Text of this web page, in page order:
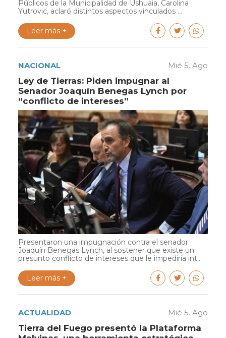
Públicos de la Municipalidad de Ushuaia, Carolina
Yutrovic, aclaró distintos aspectos vinculados ...
Leer más +
NACIONAL Mié 5. Ago
Ley de Tierras: Piden impugnar al
Senador Joaquín Benegas Lynch por
“conflicto de intereses”
Presentaron una impugnación contra el senador
Joaquín Benegas Lynch, al sostener que existe un
presunto conflicto de intereses que le impediría int...
Leer más +
ACTUALIDAD Mié 5. Ago
Tierra del Fuego presentó la Plataforma